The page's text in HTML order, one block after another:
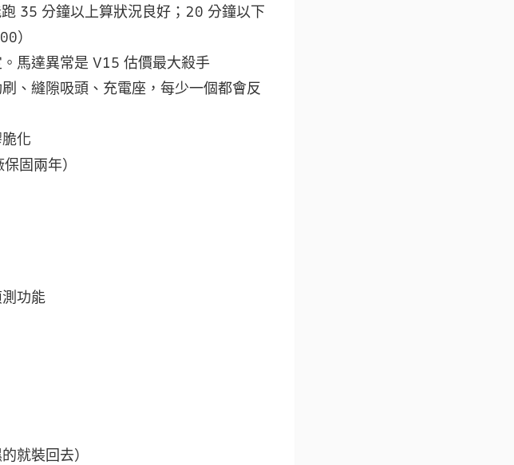
35 分鐘以上算狀況良好；20 分鐘以下
）
馬達異常是 V15 估價最大殺手
、縫隙吸頭、充電座，每少一個都會反
化
固兩年）
功能
就裝回去）